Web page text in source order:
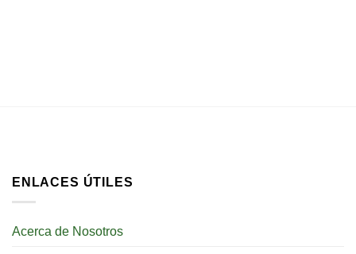
ENLACES ÚTILES
Acerca de Nosotros